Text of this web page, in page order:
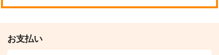
お支払い